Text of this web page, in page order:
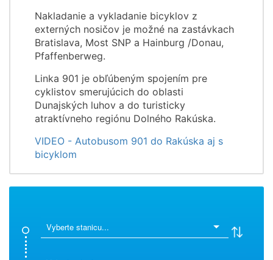
Nakladanie a vykladanie bicyklov z
externých nosičov je možné na zastávkach
Bratislava, Most SNP a Hainburg /Donau,
Pfaffenberweg.
Linka 901 je obľúbeným spojením pre
cyklistov smerujúcich do oblasti
Dunajských luhov a do turisticky
atraktívneho regiónu Dolného Rakúska.
VIDEO - Autobusom 901 do Rakúska aj s
bicyklom